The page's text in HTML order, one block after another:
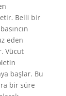
Belli bir
eden
Vücut
başlar. Bu
bir süre